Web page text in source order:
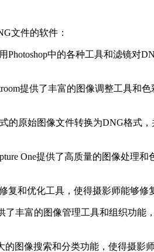
文件的软件：
Photoshop中的各种工具和滤镜对
提供了丰富的图像调整工具和
的原始图像文件转换为DNG格式
One提供了高质量的图像处理
复和优化工具，使得摄影师能够修
了丰富的图像管理工具和组织功能
图像搜索和分类功能，使得摄影